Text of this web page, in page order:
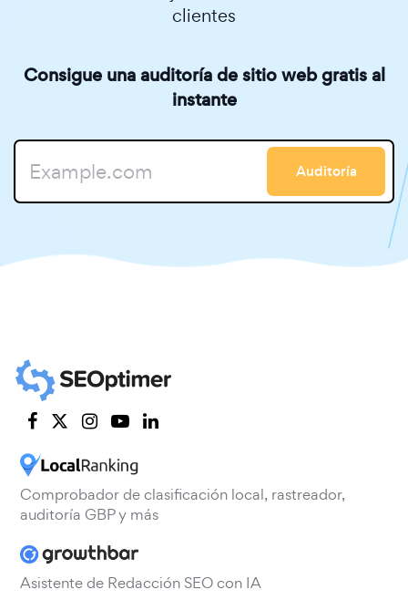
clientes
Consigue una auditoría de sitio web gratis al
instante
Auditoría
Comprobador de clasificación local, rastreador,
auditoría GBP y más
Asistente de Redacción SEO con IA